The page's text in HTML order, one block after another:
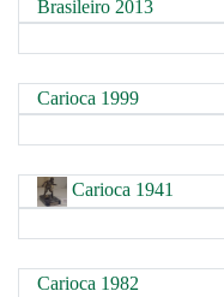
Brasileiro 2013
Carioca 1999
Carioca 1941
Carioca 1982